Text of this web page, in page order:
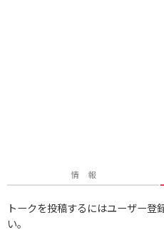
情 報
トークを投稿するにはユーザー登
い。